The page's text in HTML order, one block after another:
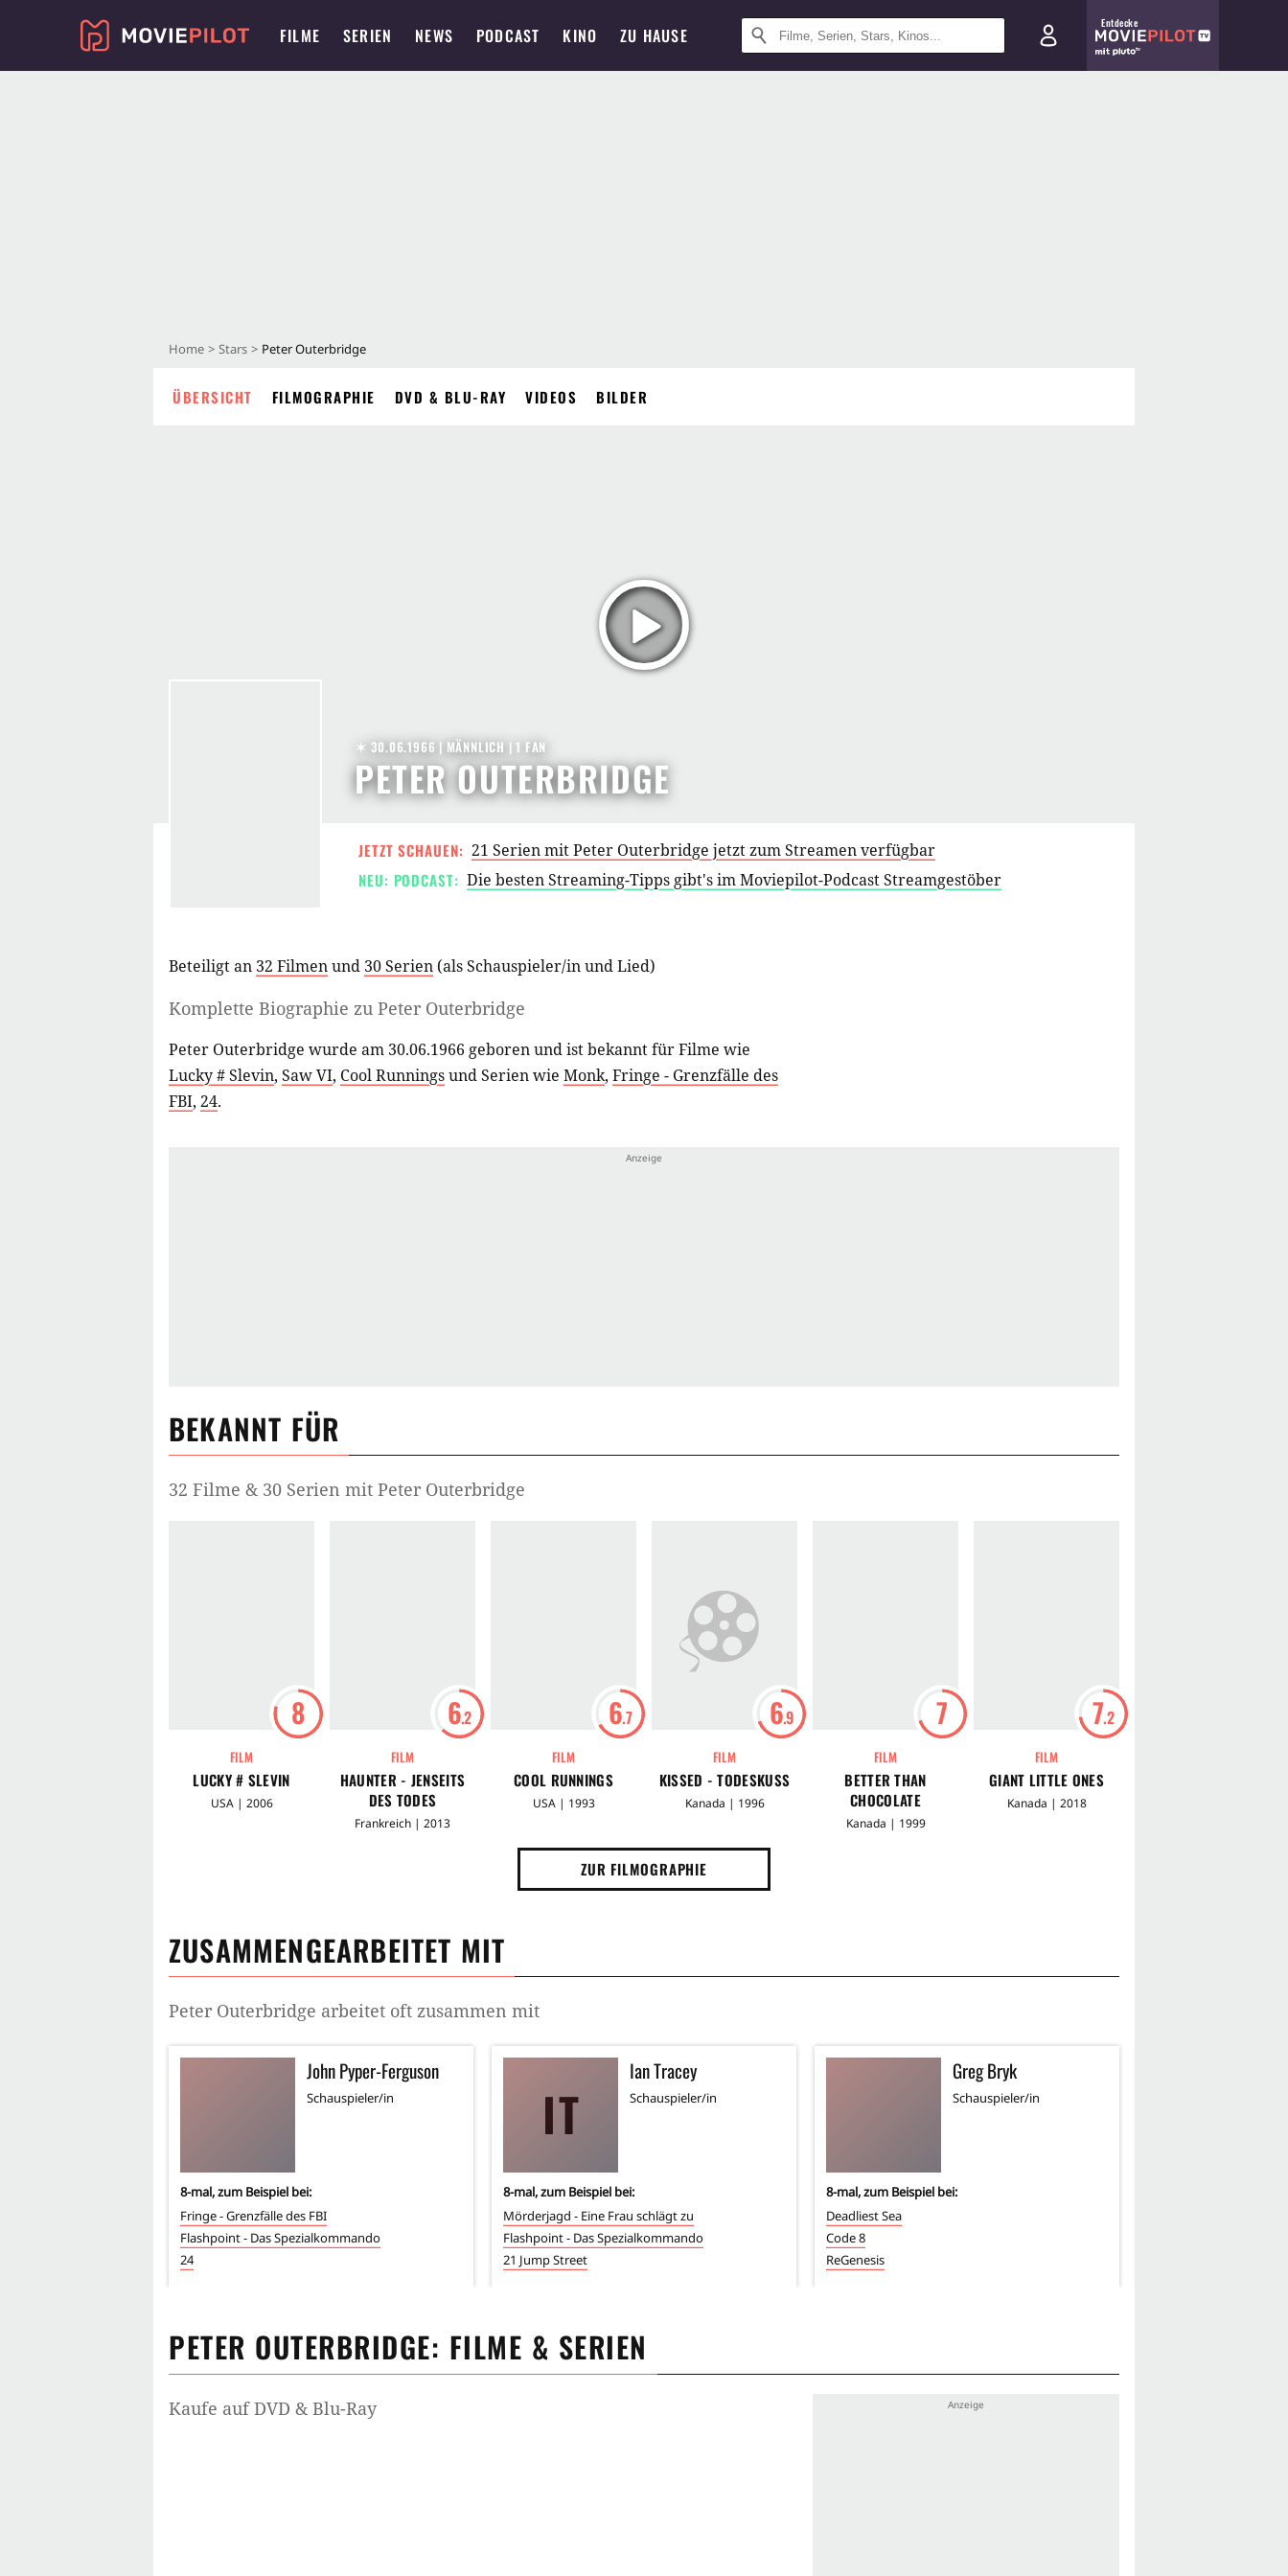
FILME SERIEN NEWS PODCAST KINO ZU HAUSE
Entdecke
Home Stars Peter Outerbridge
ÜBERSICHT FILMOGRAPHIE DVD & BLU-RAY VIDEOS BILDER
PETER OUTERBRIDGE
✶ 30.06.1966 | MÄNNLICH | 1 FAN
JETZT SCHAUEN: 21 Serien mit Peter Outerbridge jetzt zum Streamen verfügbar
NEU: PODCAST: Die besten Streaming-Tipps gibt's im Moviepilot-Podcast Streamgestöber
Beteiligt an 32 Filmenund 30 Serien (alsSchauspieler/inundLied)
Komplette Biographie zu Peter Outerbridge
Peter Outerbridge wurde am 30.06.1966 geboren und ist bekannt für Filme wie
Lucky # Slevin, Saw VI, Cool Runningsund Serien wie Monk, Fringe - Grenzfälle des
FBI, 24.
BEKANNT FÜR
32 Filme & 30 Serien mit Peter Outerbridge
8
FILM
LUCKY # SLEVIN
USA | 2006
6.2
FILM
HAUNTER - JENSEITS
DES TODES
Frankreich | 2013
6.7
FILM
COOL RUNNINGS
USA | 1993
6.9
FILM
KISSED - TODESKUSS
Kanada | 1996
7
FILM
BETTER THAN
CHOCOLATE
Kanada | 1999
7.2
FILM
GIANT LITTLE ONES
Kanada | 2018
ZUR FILMOGRAPHIE
ZUSAMMENGEARBEITET MIT
Peter Outerbridge arbeitet oft zusammen mit
John Pyper-Ferguson
Schauspieler/in
8-mal, zum Beispiel bei:
Fringe - Grenzfälle des FBI
Flashpoint - Das Spezialkommando
24
IT
Ian Tracey
Schauspieler/in
8-mal, zum Beispiel bei:
Mörderjagd - Eine Frau schlägt zu
Flashpoint - Das Spezialkommando
21 Jump Street
Greg Bryk
Schauspieler/in
8-mal, zum Beispiel bei:
Deadliest Sea
Code 8
ReGenesis
PETER OUTERBRIDGE: FILME & SERIEN
Kaufe auf DVD & Blu-Ray